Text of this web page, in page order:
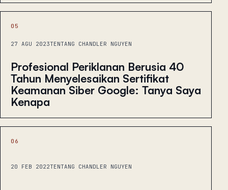
05
27 AGU 2023TENTANG CHANDLER NGUYEN
Profesional Periklanan Berusia 40
Tahun Menyelesaikan Sertifikat
Keamanan Siber Google: Tanya Saya
Kenapa
06
20 FEB 2022TENTANG CHANDLER NGUYEN